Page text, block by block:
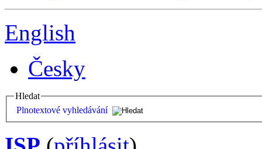
English
Česky
Hledat
Plnotextové vyhledávání